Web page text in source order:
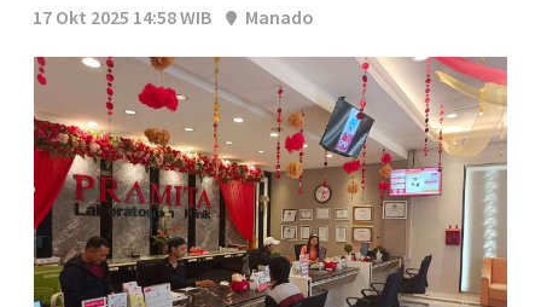
17 Okt 2025 14:58 WIB
Manado